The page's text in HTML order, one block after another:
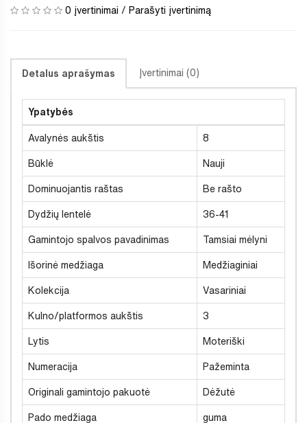
0 įvertinimai / Parašyti įvertinimą
Detalus aprašymas Įvertinimai (0)
Ypatybės
Avalynės aukštis 8
Būklė Nauji
Dominuojantis raštas Be rašto
Dydžių lentelė 36-41
Gamintojo spalvos pavadinimas Tamsiai mėlyni
Išorinė medžiaga Medžiaginiai
Kolekcija Vasariniai
Kulno/platformos aukštis 3
Lytis Moteriški
Numeracija Pažeminta
Originali gamintojo pakuotė Dėžutė
Pado medžiaga guma